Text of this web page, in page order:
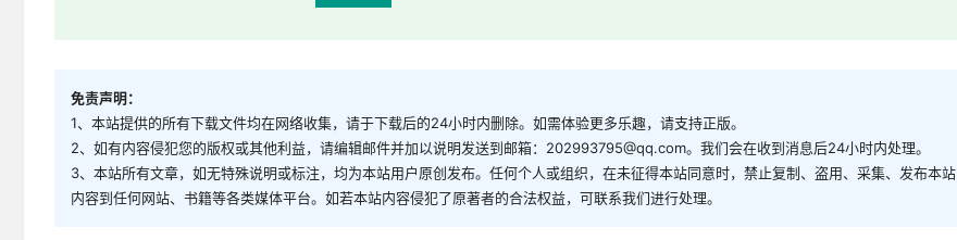
免责声明：
1、本站提供的所有下载文件均在网络收集，请于下载后的24小时内删除。如需体验更多乐趣，请支持正版。
2、如有内容侵犯您的版权或其他利益，请编辑邮件并加以说明发送到邮箱：202993795@qq.com。我们会在收到消息后24小时内处理。
3、本站所有文章，如无特殊说明或标注，均为本站用户原创发布。任何个人或组织，在未征得本站同意时，禁止复制、盗用、采集、发布本站
内容到任何网站、书籍等各类媒体平台。如若本站内容侵犯了原著者的合法权益，可联系我们进行处理。